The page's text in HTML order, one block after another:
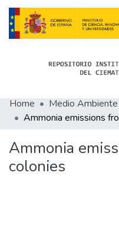
Communities
Statistics
Home Medio Ambiente
Ammonia
colonies